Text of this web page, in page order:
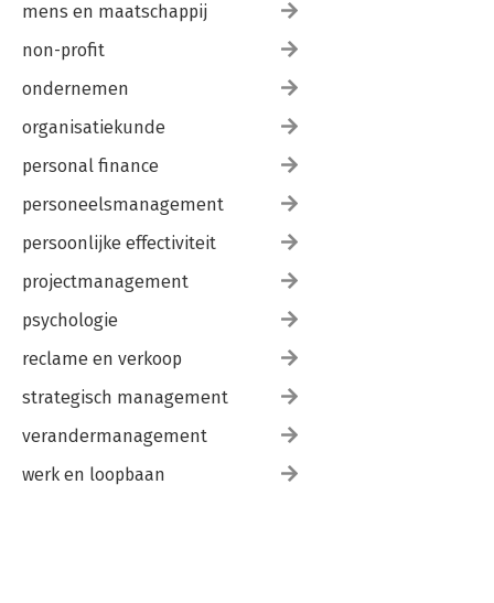
mens en maatschappij
non-profit
ondernemen
organisatiekunde
personal finance
personeelsmanagement
persoonlijke effectiviteit
projectmanagement
psychologie
reclame en verkoop
strategisch management
verandermanagement
werk en loopbaan